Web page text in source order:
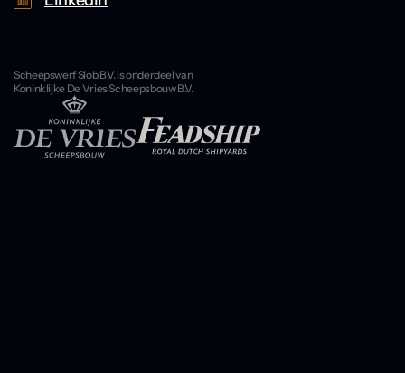
Scheepswerf Slob B.V. is onderdeel van
Koninklijke De Vries Scheepsbouw B.V.